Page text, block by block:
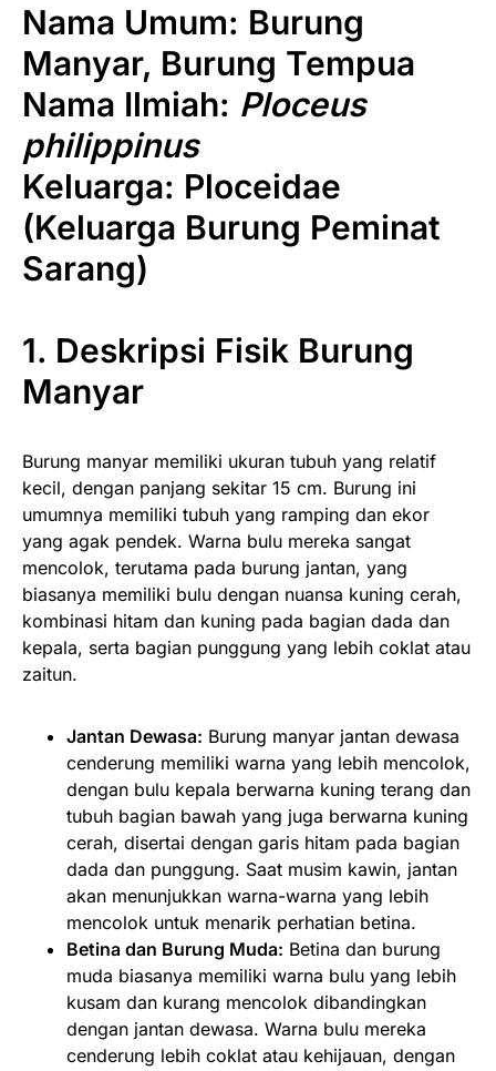
Nama Umum: Burung
Manyar, Burung Tempua
Nama Ilmiah: Ploceus
philippinus
Keluarga: Ploceidae
(Keluarga Burung Peminat
Sarang)
1. Deskripsi Fisik Burung
Manyar
Burung manyar memiliki ukuran tubuh yang relatif
kecil, dengan panjang sekitar 15 cm. Burung ini
umumnya memiliki tubuh yang ramping dan ekor
yang agak pendek. Warna bulu mereka sangat
mencolok, terutama pada burung jantan, yang
biasanya memiliki bulu dengan nuansa kuning cerah,
kombinasi hitam dan kuning pada bagian dada dan
kepala, serta bagian punggung yang lebih coklat atau
zaitun.
Jantan Dewasa: Burung manyar jantan dewasa
cenderung memiliki warna yang lebih mencolok,
dengan bulu kepala berwarna kuning terang dan
tubuh bagian bawah yang juga berwarna kuning
cerah, disertai dengan garis hitam pada bagian
dada dan punggung. Saat musim kawin, jantan
akan menunjukkan warna-warna yang lebih
mencolok untuk menarik perhatian betina.
Betina dan Burung Muda: Betina dan burung
muda biasanya memiliki warna bulu yang lebih
kusam dan kurang mencolok dibandingkan
dengan jantan dewasa. Warna bulu mereka
cenderung lebih coklat atau kehijauan, dengan